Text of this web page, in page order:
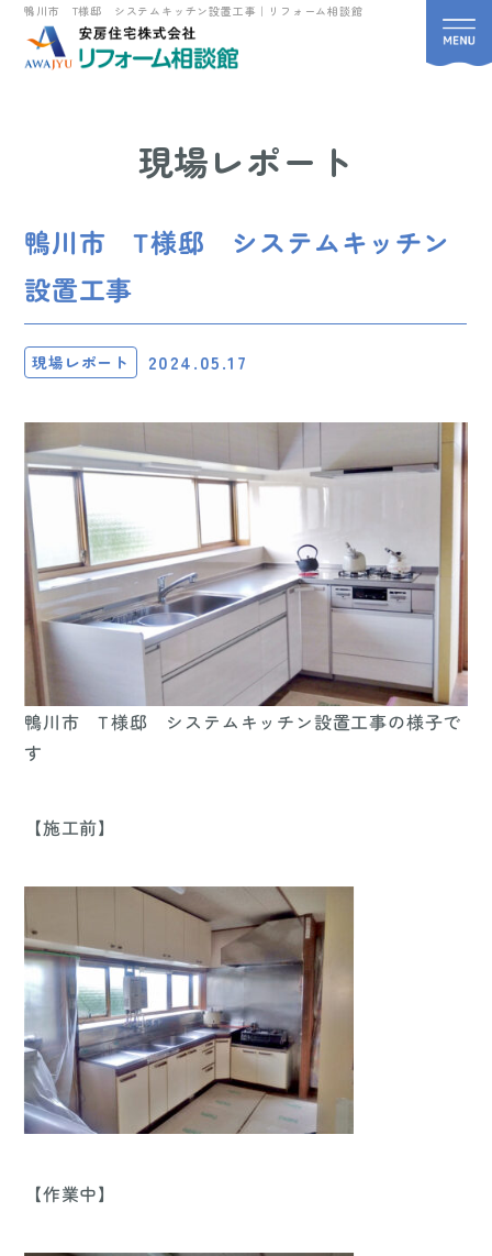
鴨川市 T様邸 システムキッチン設置工事｜リフォーム相談館
現場レポート
鴨川市 T様邸 システムキッチン
設置工事
現場レポート 2024.05.17
鴨川市 T様邸 システムキッチン設置工事の様子で
す
【施工前】
【作業中】